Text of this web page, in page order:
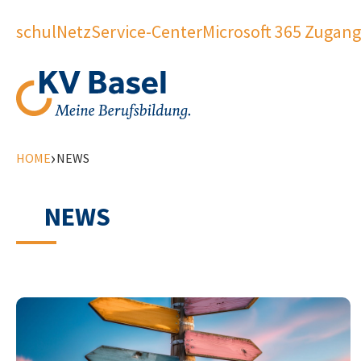
schulNetzService-CenterMicrosoft 365 Zugang
HOME›NEWS
NEWS